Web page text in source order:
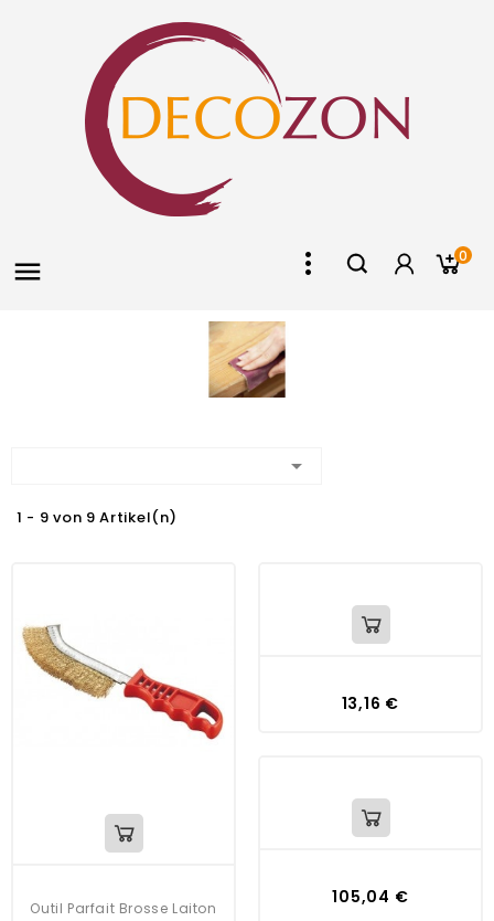
 0

1 - 9 von 9 Artikel(n)
Outil Parfait Brosse Laiton
13,16 €
105,04 €